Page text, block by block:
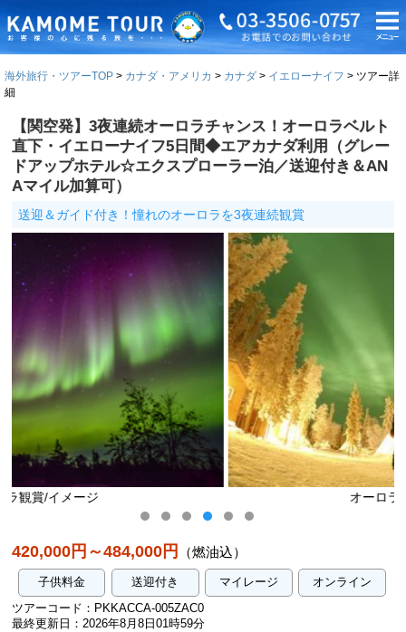
海外旅行・ツアーTOP カナダ・アメリカ カナダ イエローナイフ
ツアー詳
細
【関空発】3夜連続オーロラチャンス！オーロラベルト
直下・イエローナイフ5日間◆エアカナダ利用（グレー
ドアップホテル☆エクスプローラー泊／送迎付き＆AN
Aマイル加算可）
送迎＆ガイド付き！憧れのオーロラを3夜連続観賞
420,000円～484,000円 （燃油込）
子供料金 送迎付き マイレージ
オンライン
ツアーコード：PKKACCA-005ZAC0
最終更新日：2026年8月8日01時59分